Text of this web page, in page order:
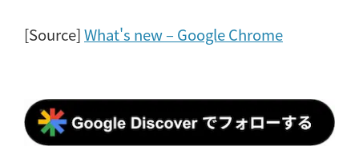
[Source]What's new – Google Chrome